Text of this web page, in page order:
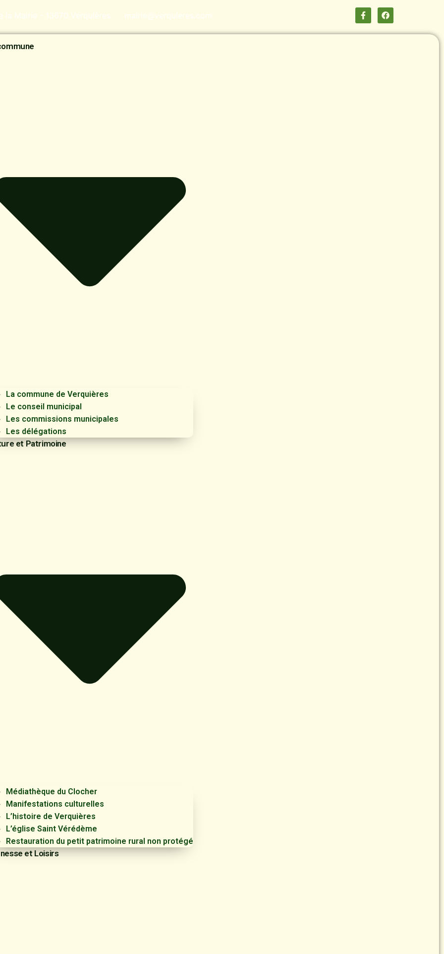
la Mairie - 13670 Verquières mairie@verquieres.com
La commune de Verquières
Le conseil municipal
Les commissions municipales
Les délégations
et Patrimoine
Médiathèque du Clocher
Manifestations culturelles
L’histoire de Verquières
L’église Saint Vérédème
Restauration du petit patrimoine rural non protégé
et Loisirs